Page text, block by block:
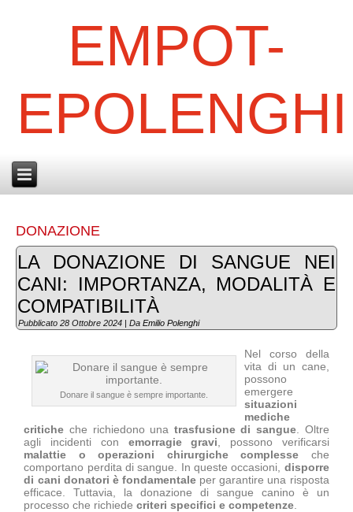
EMPOT-
EPOLENGHI
DONAZIONE
LA DONAZIONE DI SANGUE NEI
CANI: IMPORTANZA, MODALITÀ E
COMPATIBILITÀ
Pubblicato 28 Ottobre 2024 |Da Emilio Polenghi
Donare il sangue è sempre importante.
Nel corso della
vita di un cane,
possono
emergere
situazioni
mediche
critiche che richiedono una trasfusione di sangue. Oltre
agli incidenti con emorragie gravi , possono verificarsi
malattie o operazioni chirurgiche complesse che
comportano perdita di sangue. In queste occasioni, disporre
di cani donatori è fondamentale per garantire una risposta
efficace. Tuttavia, la donazione di sangue canino è un
processo che richiedecriteri specifici e competenze